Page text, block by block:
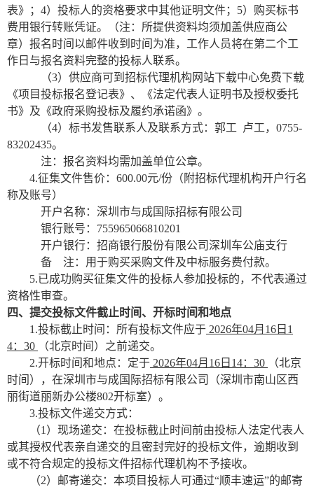
表》；4）投标人的资格要求中其他证明文件；5）购买标书
费用银行转账凭证。（注：所提供资料均须加盖供应商公
章）报名时间以邮件收到时间为准，工作人员将在第二个工
作日与报名资料完整的投标人联系。
（3）供应商可到招标代理机构网站下载中心免费下载
《项目投标报名登记表》、《法定代表人证明书及授权委托
书》及《政府采购投标及履约承诺函》。
（4）标书发售联系人及联系方式：郭工 卢工， 0755-
83202435。
注：报名资料均需加盖单位公章。
4.征集文件售价： 600.00元/份（附招标代理机构开户行名
称及账号）
开户名称：深圳市与成国际招标有限公司
银行账号： 755965066810201
开户银行：招商银行股份有限公司深圳车公庙支行
备
注：用于购买采购文件及中标服务费付款。
5.已成功购买征集文件的投标人参加投标的，不代表通过
资格性审查。
四、提交投标文件截止时间、开标时间和地点
1.投标截止时间：所有投标文件应于 2026年04月16 日 1
4：30
（北京时间）之前递交。
2.开标时间和地点：定于 2026年04月16 日 14：30
（北京
时间），在深圳市与成国际招标有限公司（深圳市南山区西
丽街道丽新办公楼802开标室）。
3.投标文件递交方式：
（1）现场递交：在投标截止时间前由投标人法定代表人
或其授权代表亲自递交的且密封完好的投标文件，逾期收到
或不符合规定的投标文件招标代理机构不予接收。
（2）邮寄递交：本项目投标人可通过“顺丰速运”的邮寄